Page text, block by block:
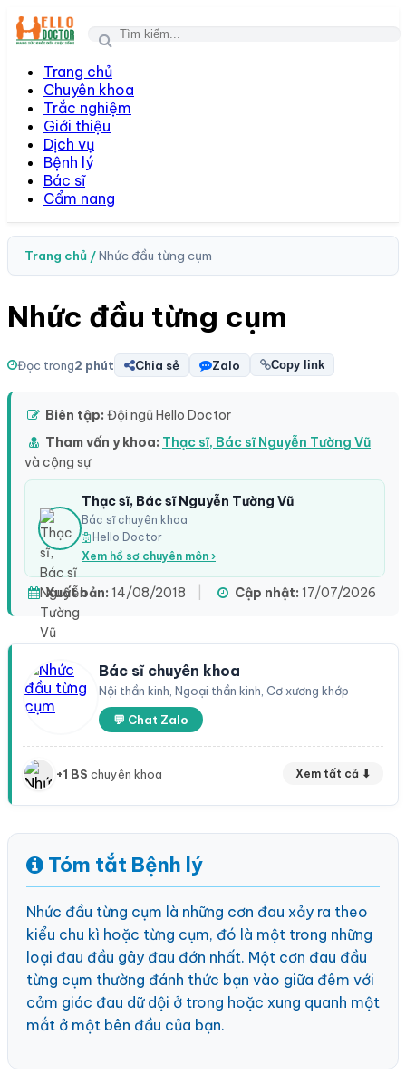
Trang chủ
Chuyên khoa
Trắc nghiệm
Giới thiệu
Dịch vụ
Bệnh lý
Bác sĩ
Cẩm nang
Trang chủ /Nhức đầu từng cụm
Nhức đầu từng cụm
Đọc trong2 phút Chia sẻ Zalo Copy link
Biên tập: Đội ngũ Hello Doctor
Tham vấn y khoa: Thạc sĩ, Bác sĩ Nguyễn Tường Vũ
và cộng sự
Thạc sĩ, Bác sĩ Nguyễn Tường Vũ
Bác sĩ chuyên khoa
Hello Doctor
Xem hồ sơ chuyên môn ›
Xuất bản: 14/08/2018 Cập nhật: 17/07/2026
Bác sĩ chuyên khoa
Nội thần kinh, Ngoại thần kinh, Cơ xương khớp
💬 Chat Zalo
+1 BS chuyên khoa Xem tất cả ⬇
Tóm tắt Bệnh lý
Nhức đầu từng cụm là những cơn đau xảy ra theo
kiểu chu kì hoặc từng cụm, đó là một trong những
loại đau đầu gây đau đớn nhất. Một cơn đau đầu
từng cụm thường đánh thức bạn vào giữa đêm với
cảm giác đau dữ dội ở trong hoặc xung quanh một
mắt ở một bên đầu của bạn.